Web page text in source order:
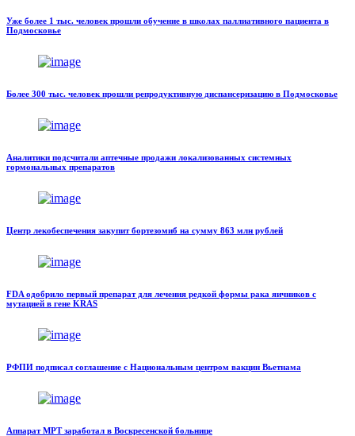
Уже более 1 тыс. человек прошли обучение в школах паллиативного пациента в
Подмосковье
Более 300 тыс. человек прошли репродуктивную диспансеризацию в Подмосковье
Аналитики подсчитали аптечные продажи локализованных системных
гормональных препаратов
Центр лекобеспечения закупит бортезомиб на сумму 863 млн рублей
FDA одобрило первый препарат для лечения редкой формы рака яичников c
мутацией в гене KRAS
РФПИ подписал соглашение с Национальным центром вакцин Вьетнама
Аппарат МРТ заработал в Воскресенской больнице